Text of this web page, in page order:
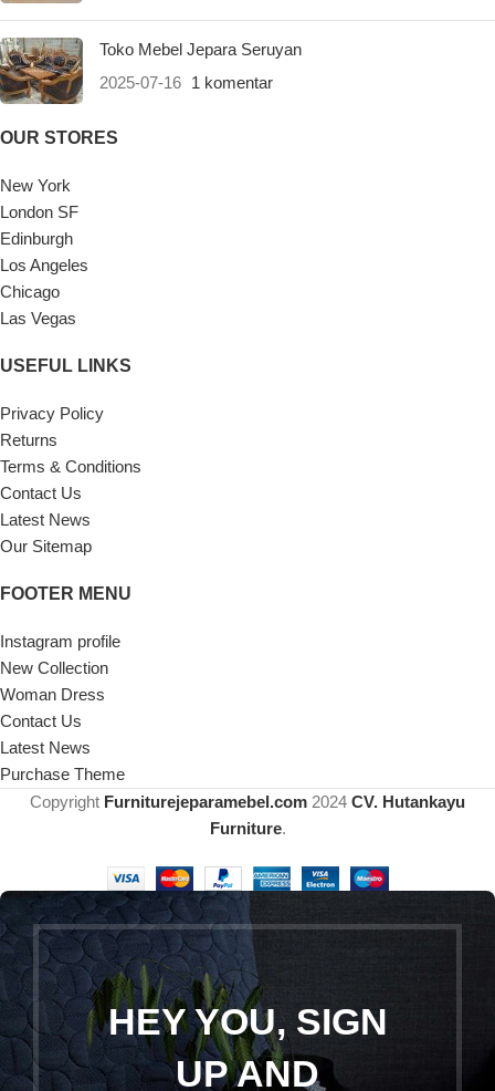
Toko Mebel Jepara Seruyan
2025-07-16 1 komentar
OUR STORES
New York
London SF
Edinburgh
Los Angeles
Chicago
Las Vegas
USEFUL LINKS
Privacy Policy
Returns
Terms & Conditions
Contact Us
Latest News
Our Sitemap
FOOTER MENU
Instagram profile
New Collection
Woman Dress
Contact Us
Latest News
Purchase Theme
Copyright Furniturejeparamebel.com 2024 CV. Hutankayu
Furniture.
HEY YOU, SIGN
UP AND